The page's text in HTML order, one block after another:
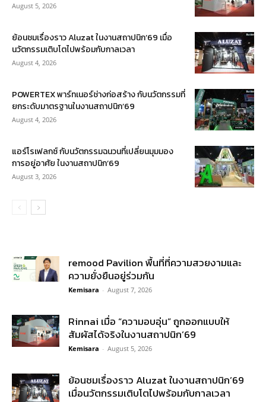
August 5, 2026
ย้อนชมเรื่องราว Aluzat ในงานสถาปนิก’69 เมื่อ
นวัตกรรมเติบโตไปพร้อมกับกาลเวลา
August 4, 2026
POWERTEX พาร์ทเนอร์ช่างก่อสร้าง กับนวัตกรรมที่
ยกระดับมาตรฐานในงานสถาปนิก’69
August 4, 2026
แอร์โรเฟลกซ์ กับนวัตกรรมฉนวนที่เปลี่ยนมุมมอง
การอยู่อาศัย ในงานสถาปนิก’69
August 3, 2026
remood Pavilion พื้นที่ที่ความสวยงามและ
ความยั่งยืนอยู่ร่วมกัน
Kemisara - August 7, 2026
Rinnai เมื่อ “ความอบอุ่น” ถูกออกแบบให้
สัมผัสได้จริงในงานสถาปนิก’69
Kemisara - August 5, 2026
ย้อนชมเรื่องราว Aluzat ในงานสถาปนิก’69
เมื่อนวัตกรรมเติบโตไปพร้อมกับกาลเวลา